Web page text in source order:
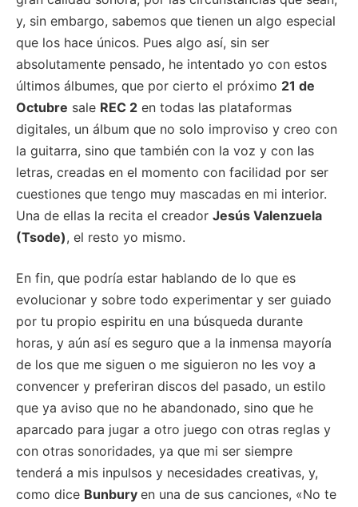
y, sin embargo, sabemos que tienen un algo especial
que los hace únicos. Pues algo así, sin ser
absolutamente pensado, he intentado yo con estos
últimos álbumes, que por cierto el próximo 21 de
Octubre sale REC 2 en todas las plataformas
digitales, un álbum que no solo improviso y creo con
la guitarra, sino que también con la voz y con las
letras, creadas en el momento con facilidad por ser
cuestiones que tengo muy mascadas en mi interior.
Una de ellas la recita el creador Jesús Valenzuela
(Tsode), el resto yo mismo.
En fin, que podría estar hablando de lo que es
evolucionar y sobre todo experimentar y ser guiado
por tu propio espiritu en una búsqueda durante
horas, y aún así es seguro que a la inmensa mayoría
de los que me siguen o me siguieron no les voy a
convencer y preferiran discos del pasado, un estilo
que ya aviso que no he abandonado, sino que he
aparcado para jugar a otro juego con otras reglas y
con otras sonoridades, ya que mi ser siempre
tenderá a mis inpulsos y necesidades creativas, y,
como dice Bunbury en una de sus canciones, «No te